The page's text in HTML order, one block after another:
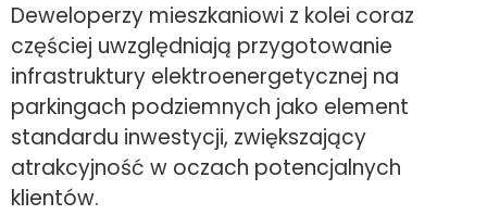
Deweloperzy mieszkaniowi z kolei coraz
częściej uwzględniają przygotowanie
infrastruktury elektroenergetycznej na
parkingach podziemnych jako element
standardu inwestycji, zwiększający
atrakcyjność w oczach potencjalnych
klientów.